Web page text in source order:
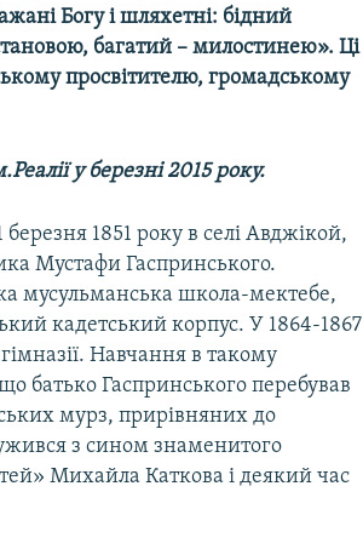
Богу і шляхетні: бідний
багатий – милостинею». Ці
просвітителю, громадському
у березні 2015 року.
1851 року в селі Авджікой,
Мустафи Гаспринського.
мусульманська школа-мектебе,
кадетський корпус. У 1864-1867
Навчання в такому
батько Гаспринського перебував
мурз, прирівняних до
з сином знаменитого
Михайла Каткова і деякий час